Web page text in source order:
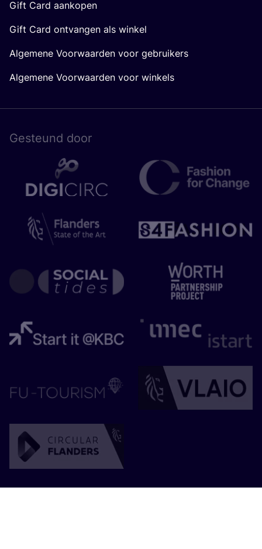
Gift Card aankopen
Gift Card ontvangen als winkel
Algemene Voorwaarden voor gebruikers
Algemene Voorwaarden voor winkels
Gesteund door